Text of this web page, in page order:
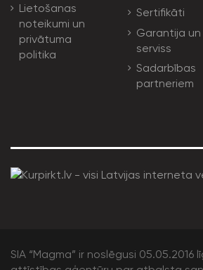
Lietošanas
noteikumi un
privātuma
politika
Sertifikāti
Garantija un
serviss
Sadarbības
partneriem
SIA “Magma” ir noslēgusi